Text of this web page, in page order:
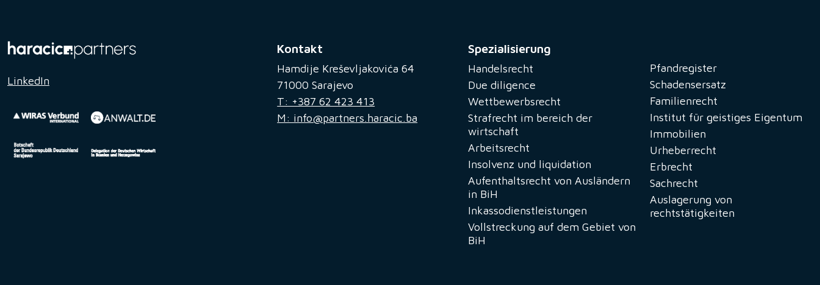
LinkedIn
Kontakt
Hamdije Kreševljakovića 64
71000 Sarajevo
T: +387 62 423 413
M: info@partners.haracic.ba
Spezialisierung
Handelsrecht
Due diligence
Wettbewerbsrecht
Strafrecht im bereich der
wirtschaft
Arbeitsrecht
Insolvenz und liquidation
Aufenthaltsrecht von Ausländern
in BiH
Inkassodienstleistungen
Vollstreckung auf dem Gebiet von
BiH
Pfandregister
Schadensersatz
Familienrecht
Institut für geistiges Eigentum
Immobilien
Urheberrecht
Erbrecht
Sachrecht
Auslagerung von
rechtstätigkeiten